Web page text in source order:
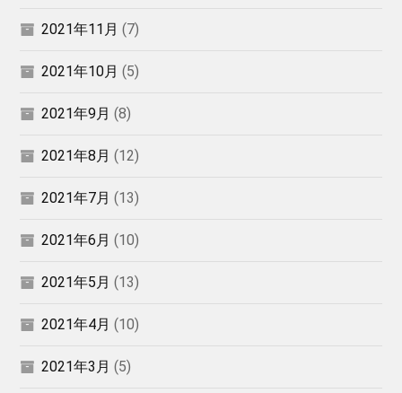
2021年11月 (7)
2021年10月 (5)
2021年9月 (8)
2021年8月 (12)
2021年7月 (13)
2021年6月 (10)
2021年5月 (13)
2021年4月 (10)
2021年3月 (5)